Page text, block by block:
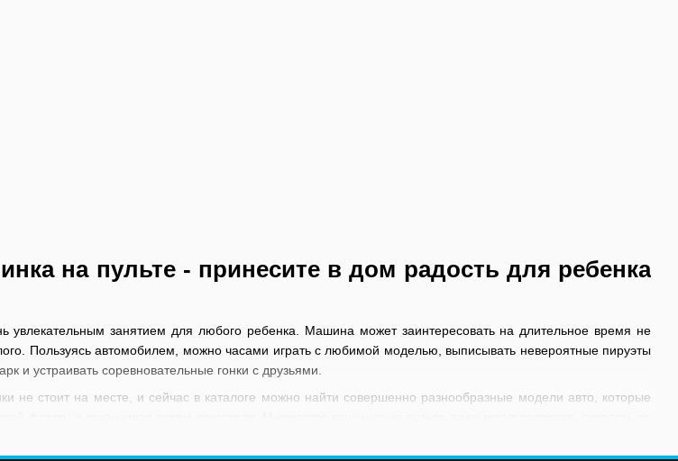
на пульте - принесите в дом радость для ребенка
увлекательным занятием для любого ребенка. Машина может заинтересовать на длительное время не
Пользуясь автомобилем, можно часами играть с любимой моделью, выписывать невероятные пируэты
и устраивать соревновательные гонки с друзьями.
не стоит на месте, и сейчас в каталоге можно найти совершенно разнообразные модели авто, которые